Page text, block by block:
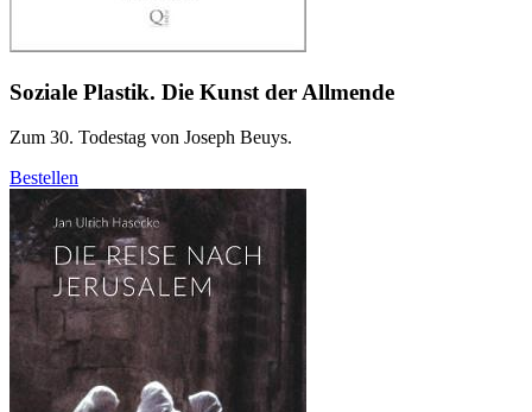
Soziale Plastik. Die Kunst der Allmende
Zum 30. Todestag von Joseph Beuys.
Bestellen